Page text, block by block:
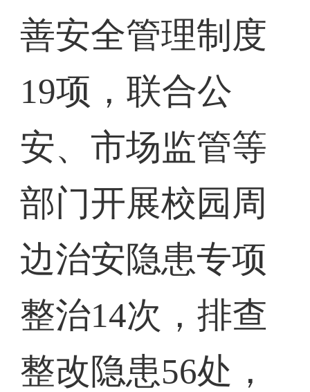
善安全管理制度
19项，联合公
安、市场监管等
部门开展校园周
边治安隐患专项
整治14次，排查
整改隐患56处，